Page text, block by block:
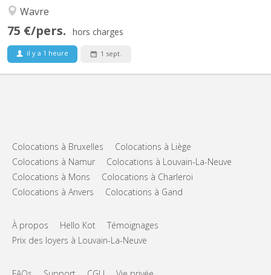
Wavre
75 €/pers. hors charges
il y a 1 heure 1 sept.
Colocations à Bruxelles
Colocations à Liège
Colocations à Namur
Colocations à Louvain-La-Neuve
Colocations à Mons
Colocations à Charleroi
Colocations à Anvers
Colocations à Gand
À propos Hello Kot
Témoignages
Prix des loyers à Louvain-La-Neuve